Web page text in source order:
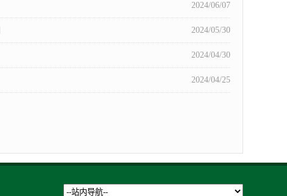
2024/06/07
2024/05/30
2024/04/30
2024/04/25